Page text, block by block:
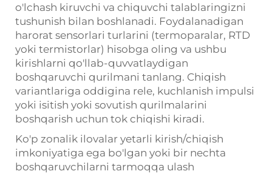
o'lchash kiruvchi va chiquvchi talablaringizni
tushunish bilan boshlanadi. Foydalanadigan
harorat sensorlari turlarini (termoparalar, RTD
yoki termistorlar) hisobga oling va ushbu
kirishlarni qo'llab-quvvatlaydigan
boshqaruvchi qurilmani tanlang. Chiqish
variantlariga oddigina rele, kuchlanish impulsi
yoki isitish yoki sovutish qurilmalarini
boshqarish uchun tok chiqishi kiradi.
Ko'p zonalik ilovalar yetarli kirish/chiqish
imkoniyatiga ega bo'lgan yoki bir nechta
boshqaruvchilarni tarmoqqa ulash